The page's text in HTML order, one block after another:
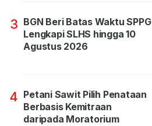
3 BGN Beri Batas Waktu SPPG
Lengkapi SLHS hingga 10
Agustus 2026
4 Petani Sawit Pilih Penataan
Berbasis Kemitraan
daripada Moratorium